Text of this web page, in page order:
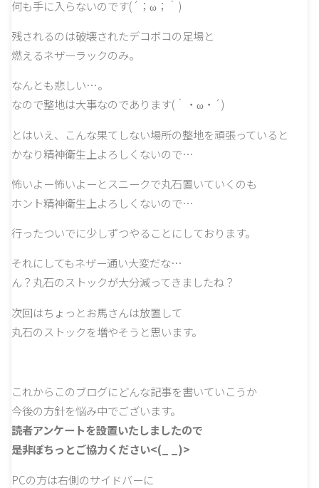
何も手に入らないのです(´；ω；｀)
残されるのは破壊されたデコボコの足場と
燃えるネザーラックのみ。
なんとも悲しい…。
なので整地は大事なのであります(｀・ω・´)
とはいえ、こんな果てしない場所の整地を頑張っていると
かなり精神衛生上よろしくないので…
怖いよー怖いよーとスニークで丸石置いていくのも
ホント精神衛生上よろしくないので…
行ったついでに少しずつやることにしております。
それにしてもネザー通い大変だな…
ん？丸石のストックが大分減ってきましたね？
次回はちょっとお馬さんは放置して
丸石のストックを増やそうと思います。
これからこのブログにどんな記事を書いていこうか
今後の方針を悩み中でございます。
読者アンケートを設置いたしましたので
是非ぽちっとご協力ください<(_ _)>
PCの方は右側のサイドバーに